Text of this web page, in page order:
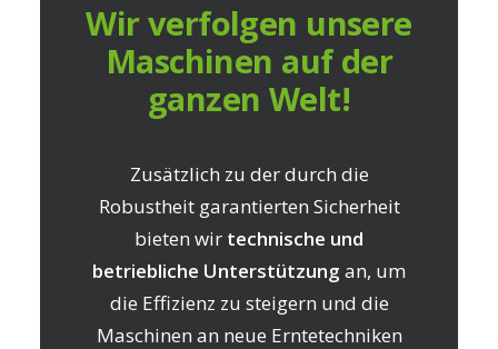
Wir verfolgen unsere
Maschinen auf der
ganzen Welt!
Zusätzlich zu der durch die
Robustheit garantierten Sicherheit
bieten wir technische und
betriebliche Unterstützung an, um
die Effizienz zu steigern und die
Maschinen an neue Erntetechniken